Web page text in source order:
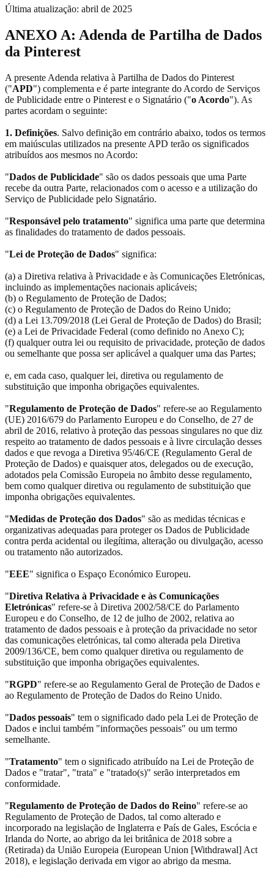
Última atualização: abril de 2025
ANEXO A: Adenda de Partilha de Dados
da Pinterest
A presente Adenda relativa à Partilha de Dados do Pinterest
("APD") complementa e é parte integrante do Acordo de Serviços
de Publicidade entre o Pinterest e o Signatário ("o Acordo"). As
partes acordam o seguinte:
1. Definições. Salvo definição em contrário abaixo, todos os termos
em maiúsculas utilizados na presente APD terão os significados
atribuídos aos mesmos no Acordo:
"Dados de Publicidade" são os dados pessoais que uma Parte
recebe da outra Parte, relacionados com o acesso e a utilização do
Serviço de Publicidade pelo Signatário.
"Responsável pelo tratamento" significa uma parte que determina
as finalidades do tratamento de dados pessoais.
"Lei de Proteção de Dados" significa:
(a) a Diretiva relativa à Privacidade e às Comunicações Eletrónicas,
incluindo as implementações nacionais aplicáveis;
(b) o Regulamento de Proteção de Dados;
(c) o Regulamento de Proteção de Dados do Reino Unido;
(d) a Lei 13.709/2018 (Lei Geral de Proteção de Dados) do Brasil;
(e) a Lei de Privacidade Federal (como definido no Anexo C);
(f) qualquer outra lei ou requisito de privacidade, proteção de dados
ou semelhante que possa ser aplicável a qualquer uma das Partes;
e, em cada caso, qualquer lei, diretiva ou regulamento de
substituição que imponha obrigações equivalentes.
"Regulamento de Proteção de Dados" refere-se ao Regulamento
(UE) 2016/679 do Parlamento Europeu e do Conselho, de 27 de
abril de 2016, relativo à proteção das pessoas singulares no que diz
respeito ao tratamento de dados pessoais e à livre circulação desses
dados e que revoga a Diretiva 95/46/CE (Regulamento Geral de
Proteção de Dados) e quaisquer atos, delegados ou de execução,
adotados pela Comissão Europeia no âmbito desse regulamento,
bem como qualquer diretiva ou regulamento de substituição que
imponha obrigações equivalentes.
"Medidas de Proteção dos Dados" são as medidas técnicas e
organizativas adequadas para proteger os Dados de Publicidade
contra perda acidental ou ilegítima, alteração ou divulgação, acesso
ou tratamento não autorizados.
"EEE" significa o Espaço Económico Europeu.
"Diretiva Relativa à Privacidade e às Comunicações
Eletrónicas" refere-se à Diretiva 2002/58/CE do Parlamento
Europeu e do Conselho, de 12 de julho de 2002, relativa ao
tratamento de dados pessoais e à proteção da privacidade no setor
das comunicações eletrónicas, tal como alterada pela Diretiva
2009/136/CE, bem como qualquer diretiva ou regulamento de
substituição que imponha obrigações equivalentes.
"RGPD" refere-se ao Regulamento Geral de Proteção de Dados e
ao Regulamento de Proteção de Dados do Reino Unido.
"Dados pessoais" tem o significado dado pela Lei de Proteção de
Dados e inclui também "informações pessoais" ou um termo
semelhante.
"Tratamento" tem o significado atribuído na Lei de Proteção de
Dados e "tratar", "trata" e "tratado(s)" serão interpretados em
conformidade.
"Regulamento de Proteção de Dados do Reino" refere-se ao
Regulamento de Proteção de Dados, tal como alterado e
incorporado na legislação de Inglaterra e País de Gales, Escócia e
Irlanda do Norte, ao abrigo da lei britânica de 2018 sobre a
(Retirada) da União Europeia (European Union [Withdrawal] Act
2018), e legislação derivada em vigor ao abrigo da mesma.